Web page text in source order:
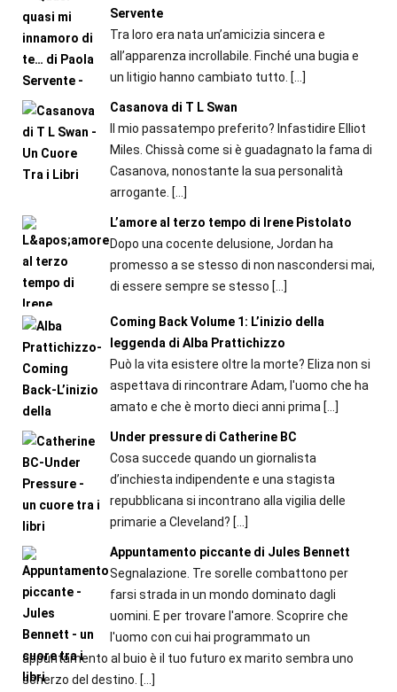
Servente
Tra loro era nata un’amicizia sincera e
all’apparenza incrollabile. Finché una bugia e
un litigio hanno cambiato tutto. […]
Casanova di T L Swan
Il mio passatempo preferito? Infastidire Elliot
Miles. Chissà come si è guadagnato la fama di
Casanova, nonostante la sua personalità
arrogante. […]
L’amore al terzo tempo di Irene Pistolato
Dopo una cocente delusione, Jordan ha
promesso a se stesso di non nascondersi mai,
di essere sempre se stesso […]
Coming Back Volume 1: L’inizio della
leggenda di Alba Prattichizzo
Può la vita esistere oltre la morte? Eliza non si
aspettava di rincontrare Adam, l'uomo che ha
amato e che è morto dieci anni prima[…]
Under pressure di Catherine BC
Cosa succede quando un giornalista
d’inchiesta indipendente e una stagista
repubblicana si incontrano alla vigilia delle
primarie a Cleveland? […]
Appuntamento piccante di Jules Bennett
Segnalazione. Tre sorelle combattono per
farsi strada in un mondo dominato dagli
uomini. E per trovare l'amore. Scoprire che
l'uomo con cui hai programmato un
appuntamento al buio è il tuo futuro ex marito sembra uno
scherzo del destino. […]